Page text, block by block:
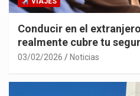
Conducir en el
realmente cubre tu
03/02/2026 Noticias